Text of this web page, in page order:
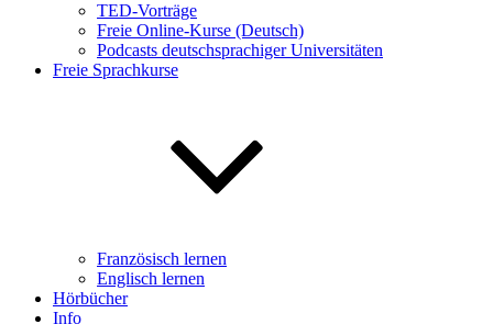
TED-Vorträge
Freie Online-Kurse (Deutsch)
Podcasts deutschsprachiger Universitäten
Freie Sprachkurse
Französisch lernen
Englisch lernen
Hörbücher
Info